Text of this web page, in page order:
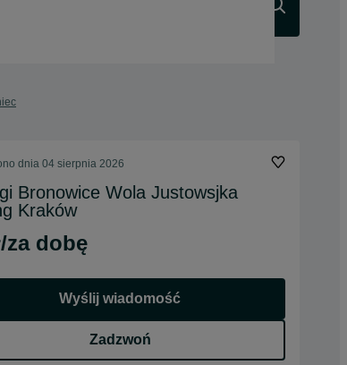
dnia 04 sierpnia 2026
Bronowice Wola Justowsjka
Kraków
za dobę
Wyślij wiadomość
Zadzwoń